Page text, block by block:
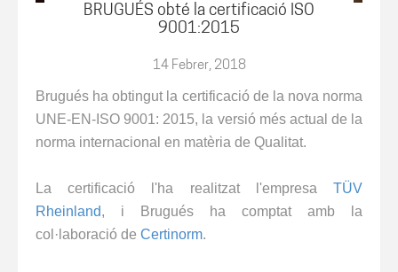
BRUGUÉS obté la certificació ISO
9001:2015
14 Febrer, 2018
Brugués ha obtingut la certificació de la nova norma
UNE-EN-ISO 9001: 2015, la versió més actual de la
norma internacional en matèria de Qualitat.
La certificació l'ha realitzat l'empresa TÜV
Rheinland, i Brugués ha comptat amb la
col·laboració de Certinorm.